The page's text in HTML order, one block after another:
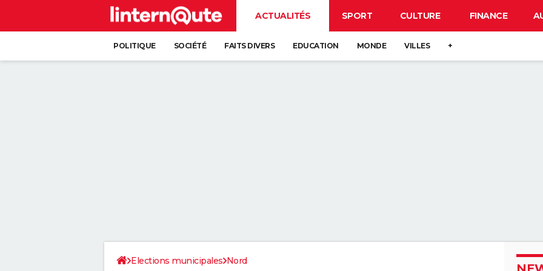
ACTUALITÉS SPORT CULTURE FINANCE
POLITIQUE SOCIÉTÉ FAITS DIVERS EDUCATION MONDE VILLES +
Elections municipales Nord